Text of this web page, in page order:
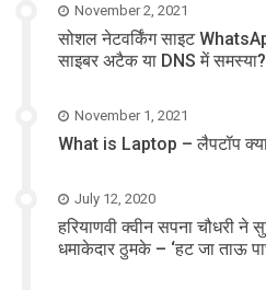
November 2, 2021
सोशल नेटवर्किंग साइट
साइबर अटैक या DNS में समस्या?
November 1, 2021
What is Laptop – लैपटॉप
July 12, 2020
हरियाणवी क्वीन सपना चौधरी ने
धमाकेदार ठुमके – ‘हट जा ताऊ